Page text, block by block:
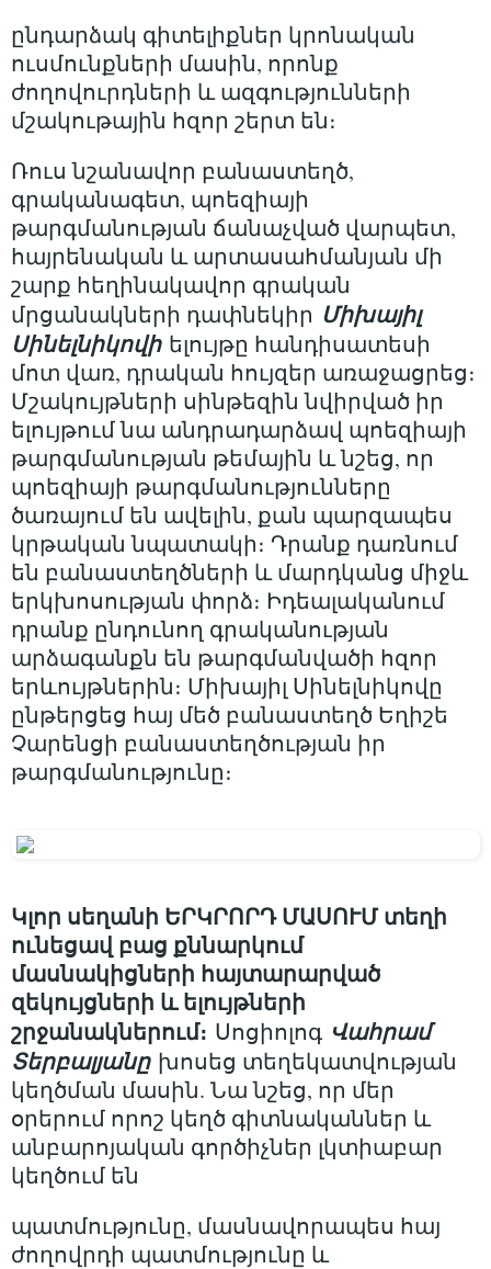
ընդարձակ գիտելիքներ կրոնական
ուսմունքների մասին, որոնք
ժողովուրդների և ազգությունների
մշակութային հզոր շերտ են։
Ռուս նշանավոր բանաստեղծ,
գրականագետ, պոեզիայի
թարգմանության ճանաչված վարպետ,
հայրենական և արտասահմանյան մի
շարք հեղինակավոր գրական
մրցանակների դափնեկիր Միխայիլ
Սինելնիկովիելույթը հանդիսատեսի
մոտ վառ, դրական հույզեր առաջացրեց։
Մշակույթների սինթեզին նվիրված իր
ելույթում նա անդրադարձավ պոեզիայի
թարգմանության թեմային և նշեց, որ
պոեզիայի թարգմանությունները
ծառայում են ավելին, քան պարզապես
կրթական նպատակի։ Դրանք դառնում
են բանաստեղծների և մարդկանց միջև
երկխոսության փորձ։ Իդեալականում
դրանք ընդունող գրականության
արձագանքն են թարգմանվածի հզոր
երևույթներին։ Միխայիլ Սինելնիկովը
ընթերցեց հայ մեծ բանաստեղծ Եղիշե
Չարենցի բանաստեղծության իր
թարգմանությունը։
Կլոր սեղանի ԵՐԿՐՈՐԴ ՄԱՍՈՒՄ տեղի
ունեցավ բաց քննարկում
մասնակիցների հայտարարված
զեկույցների և ելույթների
շրջանակներում։ Սոցիոլոգ Վահրամ
Տերբալյանըխոսեց տեղեկատվության
կեղծման մասին. Նա նշեց, որ մեր
օրերում որոշ կեղծ գիտնականներ և
անբարոյական գործիչներ լկտիաբար
կեղծում են
պատմությունը, մասնավորապես հայ
ժողովրդի պատմությունը և